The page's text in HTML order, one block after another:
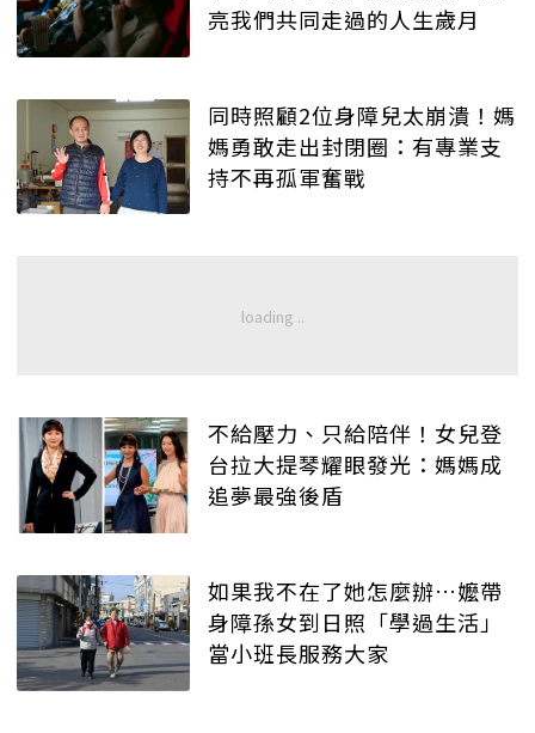
亮我們共同走過的人生歲月
同時照顧2位身障兒太崩潰！媽
媽勇敢走出封閉圈：有專業支
持不再孤軍奮戰
不給壓力、只給陪伴！女兒登
台拉大提琴耀眼發光：媽媽成
追夢最強後盾
如果我不在了她怎麼辦…嬤帶
身障孫女到日照「學過生活」
當小班長服務大家